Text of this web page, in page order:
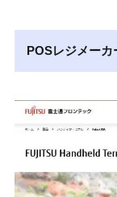
POSレジメー